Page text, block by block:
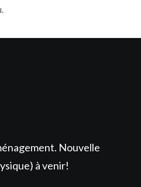
Nouvelle
à venir!